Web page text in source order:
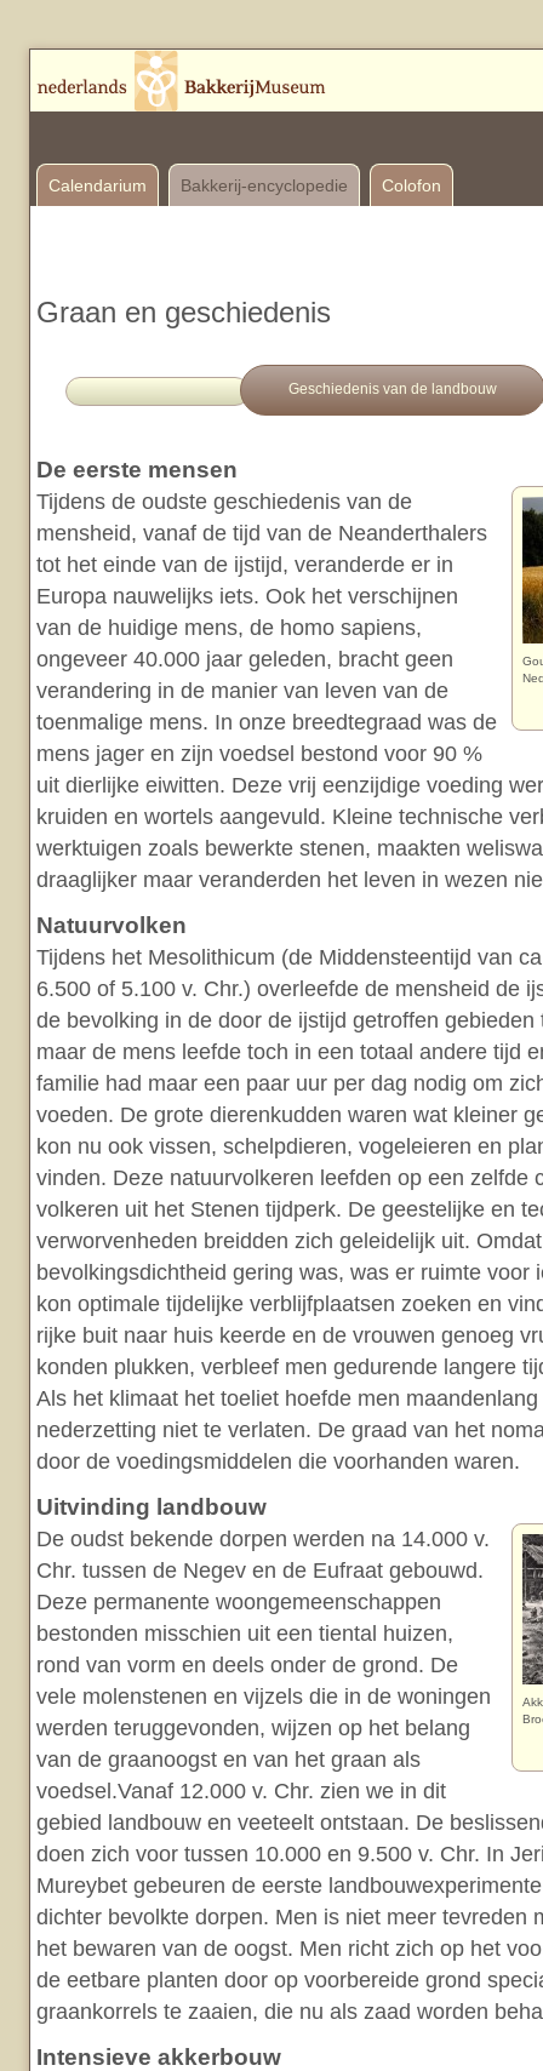
Calendarium Bakkerij-encyclopedie Colofon
Graan en geschiedenis
Geschiedenis van de landbouw
De eerste mensen
Tijdens de oudste geschiedenis van de
mensheid, vanaf de tijd van de Neanderthalers
tot het einde van de ijstijd, veranderde er in
Europa nauwelijks iets. Ook het verschijnen
van de huidige mens, de homo sapiens,
ongeveer 40.000 jaar geleden, bracht geen
verandering in de manier van leven van de
toenmalige mens. In onze breedtegraad was de
mens jager en zijn voedsel bestond voor 90 %
uit dierlijke eiwitten. Deze vrij eenzijdige voeding
kruiden en wortels aangevuld. Kleine technische
werktuigen zoals bewerkte stenen, maakten
draaglijker maar veranderden het leven in wezen
Natuurvolken
Tijdens het Mesolithicum (de Middensteentijd van
6.500 of 5.100 v. Chr.) overleefde de mensheid de
de bevolking in de door de ijstijd getroffen gebieden
maar de mens leefde toch in een totaal andere tijd
familie had maar een paar uur per dag nodig om
voeden. De grote dierenkudden waren wat kleiner
kon nu ook vissen, schelpdieren, vogeleieren en
vinden. Deze natuurvolkeren leefden op een zelfde
volkeren uit het Stenen tijdperk. De geestelijke en
verworvenheden breidden zich geleidelijk uit.
bevolkingsdichtheid gering was, was er ruimte voor
kon optimale tijdelijke verblijfplaatsen zoeken en
rijke buit naar huis keerde en de vrouwen genoeg
konden plukken, verbleef men gedurende langere
Als het klimaat het toeliet hoefde men
nederzetting niet te verlaten. De graad van het
door de voedingsmiddelen die voorhanden waren.
Uitvinding landbouw
De oudst bekende dorpen werden na 14.000 v.
Chr. tussen de Negev en de Eufraat gebouwd.
Deze permanente woongemeenschappen
bestonden misschien uit een tiental huizen,
rond van vorm en deels onder de grond. De
vele molenstenen en vijzels die in de woningen
werden teruggevonden, wijzen op het belang
van de graanoogst en van het graan als
voedsel.Vanaf 12.000 v. Chr. zien we in dit
gebied landbouw en veeteelt ontstaan. De
doen zich voor tussen 10.000 en 9.500 v. Chr. In
Mureybet gebeuren de eerste
dichter bevolkte dorpen. Men is niet meer tevreden
het bewaren van de oogst. Men richt zich op het
de eetbare planten door op voorbereide grond
graankorrels te zaaien, die nu als zaad worden
Intensieve akkerbouw